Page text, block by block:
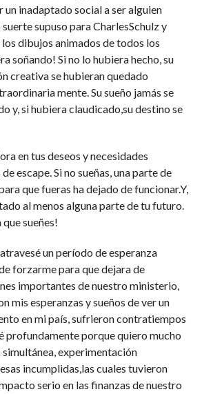
un inadaptado social a ser alguien
supuso para CharlesSchulz y
dibujos animados de todos los
soñando! Si no lo hubiera hecho, su
creativa se hubieran quedado
mente. Su sueño jamás se
y, si hubiera claudicado,su destino se
en tus deseos y necesidades
escape. Si no sueñas, una parte de
que fueras ha dejado de funcionar.Y,
al menos alguna parte de tu futuro.
sueñes!
un período de esperanza
forzarme para que dejara de
importantes de nuestro ministerio,
mis esperanzas y sueños de ver un
en mi país, sufrieron contratiempos
profundamente porque quiero mucho
experimentación
incumplidas,las cuales tuvieron
serio en las finanzas de nuestro